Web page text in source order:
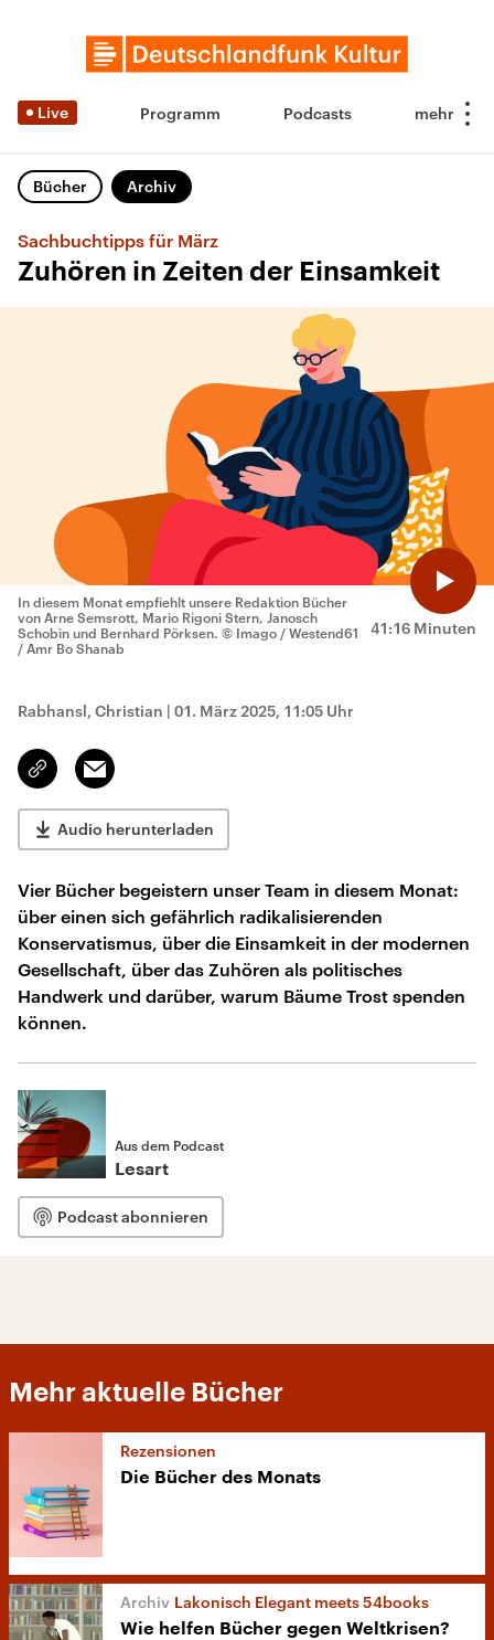
Live Programm Podcasts
Bücher Archiv
Sachbuchtipps für März
Zuhören in Zeiten der Einsamkeit
41:16 Minuten
In diesem Monat empfiehlt unsere Redaktion Bücher
von Arne Semsrott, Mario Rigoni Stern, Janosch
Schobin und Bernhard Pörksen. © Imago / Westend61
/ Amr Bo Shanab
Rabhansl, Christian | 01. März 2025, 11:05 Uhr
Link
kopieren/teilen
Email
Audio herunterladen
Vier Bücher begeistern unser Team in diesem Monat:
über einen sich gefährlich radikalisierenden
Konservatismus, über die Einsamkeit in der modernen
Gesellschaft, über das Zuhören als politisches
Handwerk und darüber, warum Bäume Trost spenden
können.
Aus dem Podcast
Lesart
Podcast abonnieren
Mehr aktuelle Bücher
Rezensionen
Die Bücher des Monats
Lakonisch Elegant meets 54books
Wie helfen Bücher gegen Weltkrisen?